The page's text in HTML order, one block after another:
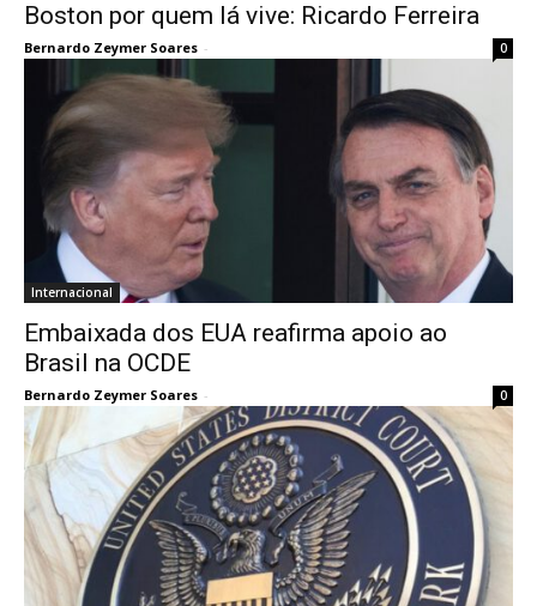
Boston por quem lá vive: Ricardo Ferreira
Bernardo Zeymer Soares - 0
Internacional
Embaixada dos EUA reafirma apoio ao
Brasil na OCDE
Bernardo Zeymer Soares - 0